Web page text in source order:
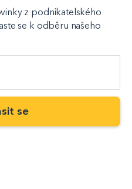
z podnikatelského
se k odběru našeho